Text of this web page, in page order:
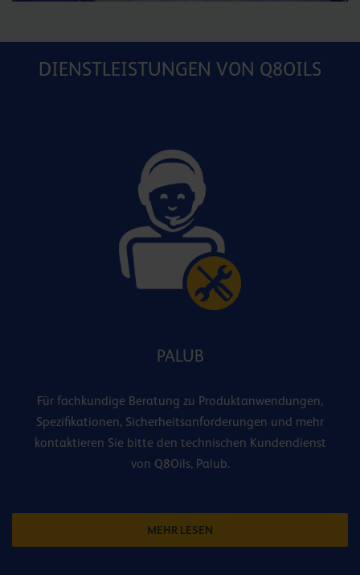
DIENSTLEISTUNGEN VON Q8OILS
PALUB
Für fachkundige Beratung zu Produktanwendungen,
Spezifikationen, Sicherheitsanforderungen und mehr
kontaktieren Sie bitte den technischen Kundendienst
von Q8Oils, Palub.
MEHR LESEN